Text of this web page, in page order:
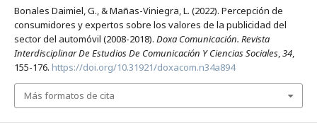
Bonales Daimiel, G., & Mañas-Viniegra, L. (2022). Percepción de
consumidores y expertos sobre los valores de la publicidad del
sector del automóvil (2008-2018). Doxa Comunicación. Revista
Interdisciplinar De Estudios De Comunicación Y Ciencias Sociales,34,
155-176. https://doi.org/10.31921/doxacom.n34a894
Más formatos de cita